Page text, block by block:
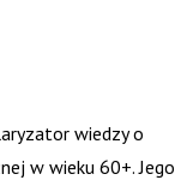
wiedzy o
w wieku 60+. Jego